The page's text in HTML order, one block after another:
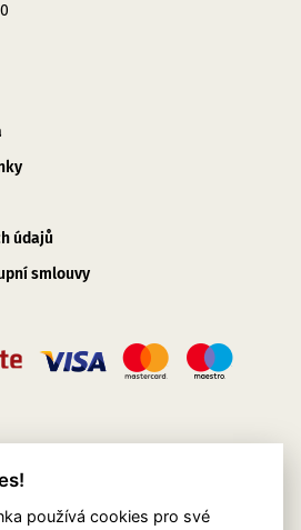
údajů
smlouvy
používá cookies pro své